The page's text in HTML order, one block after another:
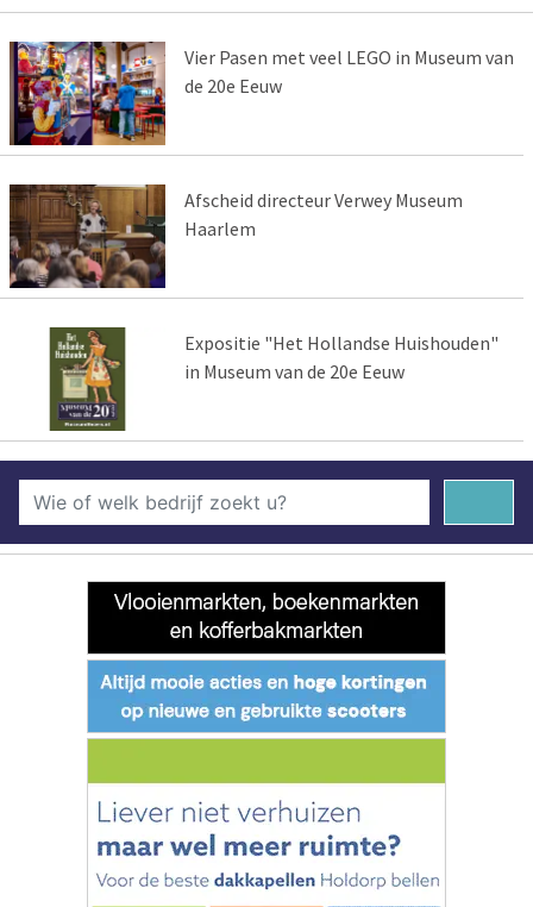
Vier Pasen met veel LEGO in Museum van
de 20e Eeuw
Afscheid directeur Verwey Museum
Haarlem
Expositie "Het Hollandse Huishouden"
in Museum van de 20e Eeuw